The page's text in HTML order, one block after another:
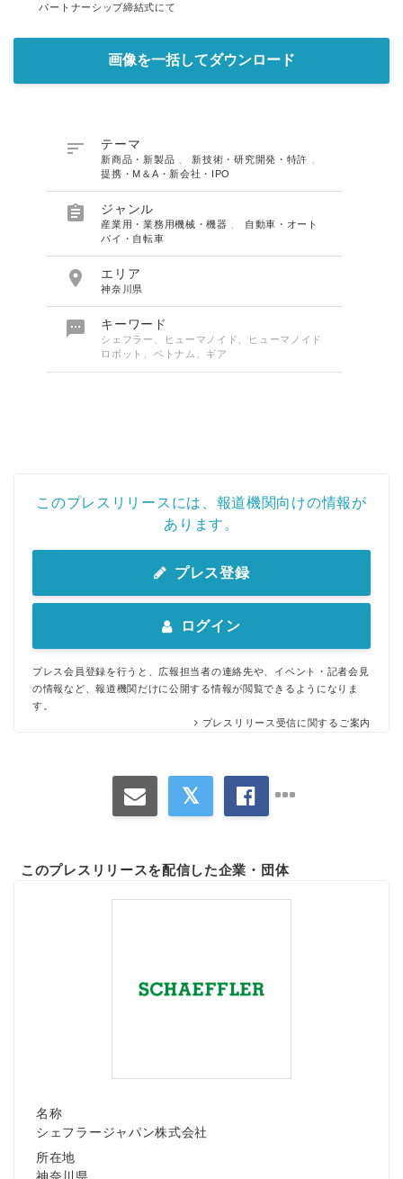
パートナーシップ締結式にて
画像を一括してダウンロード
 テーマ
新商品・新製品 新技術・研究開発・特許
提携・M＆A・新会社・IPO
 ジャンル
産業用・業務用機械・機器
自動車・オート
バイ・自転車
 エリア
神奈川県
 キーワード
シェフラー、ヒューマノイド、ヒューマノイド
ロボット、ベトナム、ギア
このプレスリリースには、報道機関向けの情報が
あります。
プレス登録
ログイン
プレス会員登録を行うと、広報担当者の連絡先や、イベント・記者会見
の情報など、報道機関だけに公開する情報が閲覧できるようになりま
す。
プレスリリース受信に関するご案内
このプレスリリースを配信した企業・団体
名称
シェフラージャパン株式会社
所在地